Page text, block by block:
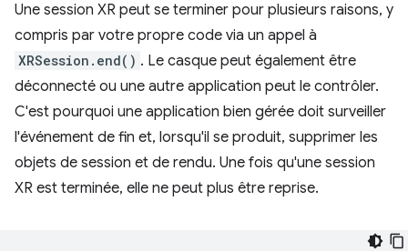
Une session XR peut se terminer pour plusieurs raisons, y
compris par votre propre code via un appel à
XRSession.end() . Le casque peut également être
déconnecté ou une autre application peut le contrôler.
C'est pourquoi une application bien gérée doit surveiller
l'événement de fin et, lorsqu'il se produit, supprimer les
objets de session et de rendu. Une fois qu'une session
XR est terminée, elle ne peut plus être reprise.